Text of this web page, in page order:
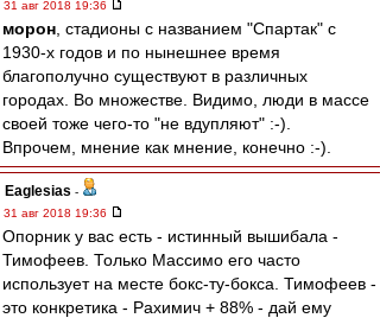
31 авг 2018 19:36
морон , стадионы с названием "Спартак" с
1930-х годов и по нынешнее время
благополучно существуют в различных
городах. Во множестве. Видимо, люди в массе
своей тоже чего-то "не вдупляют" :-).
Впрочем, мнение как мнение, конечно :-).
Eaglesias -
31 авг 2018 19:36
Опорник у вас есть - истинный вышибала -
Тимофеев. Только Массимо его часто
использует на месте бокс-ту-бокса. Тимофеев -
это конкретика - Рахимич + 88% - дай ему